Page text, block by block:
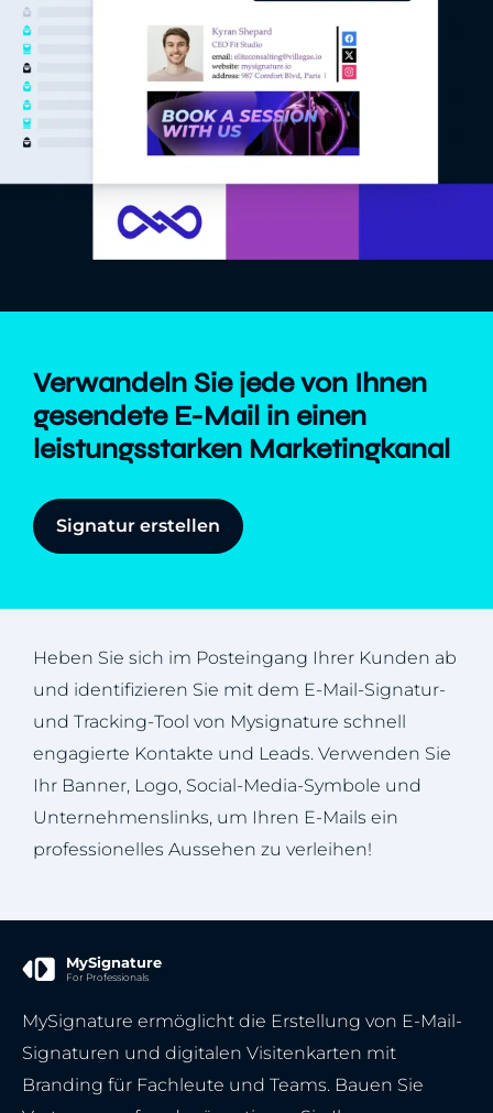
Verwandeln Sie jede von Ihnen
gesendete E-Mail in einen
leistungsstarken Marketingkanal
Signatur erstellen
Heben Sie sich im Posteingang Ihrer Kunden ab
und identifizieren Sie mit dem E-Mail-Signatur-
und Tracking-Tool von Mysignature schnell
engagierte Kontakte und Leads. Verwenden Sie
Ihr Banner, Logo, Social-Media-Symbole und
Unternehmenslinks, um Ihren E-Mails ein
professionelles Aussehen zu verleihen!
MySignature
For Professionals
MySignature ermöglicht die Erstellung von E-Mail-
Signaturen und digitalen Visitenkarten mit
Branding für Fachleute und Teams. Bauen Sie